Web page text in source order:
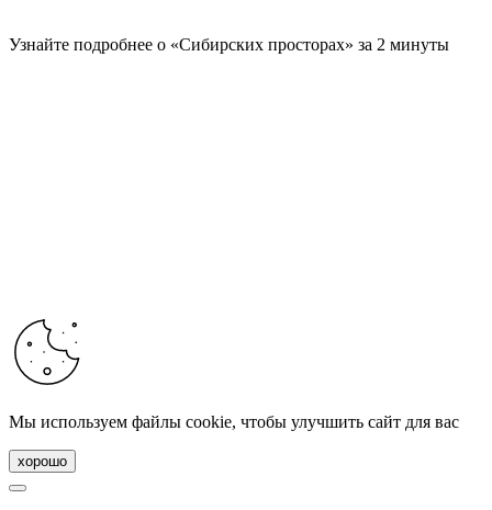
Узнайте подробнее о «Сибирских просторах» за 2 минуты
Мы используем файлы cookie, чтобы улучшить сайт для вас
хорошо